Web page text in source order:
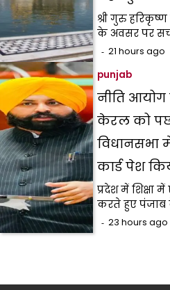
श्री गुरु
के अवसर पर
21 hours ago
punjab
नीति
केरल को
विधानसभा
कार्ड पेश
प्रदेश में शिक्षा
करते हुए पंजाब
23 hours ago